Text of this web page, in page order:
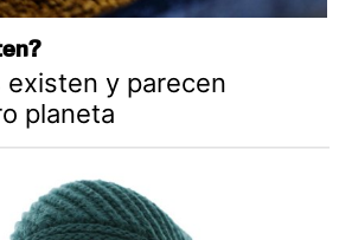
existen y parecen
planeta